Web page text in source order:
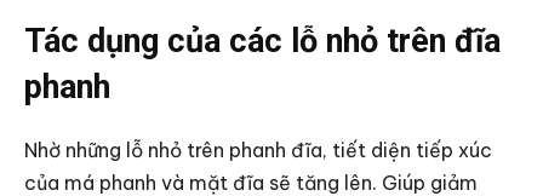
Tác dụng của các lỗ nhỏ trên đĩa
phanh
Nhờ những lỗ nhỏ trên phanh đĩa, tiết diện tiếp xúc
của má phanh và mặt đĩa sẽ tăng lên. Giúp giảm